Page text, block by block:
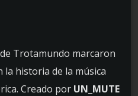
Trotamundo marcaron
la historia de la música
Creado por UN_MUTE